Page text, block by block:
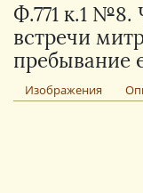
Ф.771 к.1 №8.
встречи
пребывание
Изображения